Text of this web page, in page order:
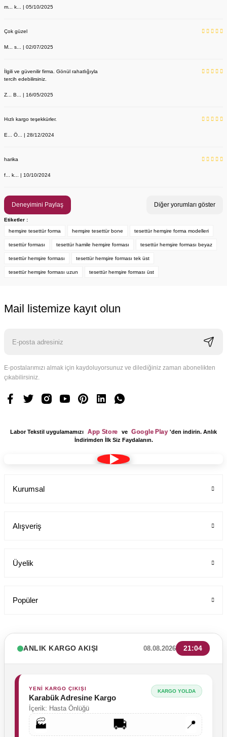
YENİ ÜRÜN
Labor Medikal Tekstil
199,00 TL
Tesettür Cerrahi Bone Terikoton Kumaş Yeni Model
m... k... | 05/10/2025
Çok güzel
M... s... | 02/07/2025
İlgili ve güvenilir firma. Gönül rahatlığıyla
tercih edebilirsiniz.
Z... B... | 16/05/2025
Hızlı kargo teşekkürler.
E... Ö... | 28/12/2024
harika
f... k... | 10/10/2024
Deneyimini Paylaş Diğer yorumları göster
Etiketler :
hemşire tesettür forma
hemşire tesettür bone tesettür hemşire forma modelleri
tesettür forması tesettür hamile hemşire forması tesettür hemşire forması beyaz
tesettür hemşire forması tesettür hemşire forması tek üst
tesettür hemşire forması uzun tesettür hemşire forması üst
Mail listemize kayıt olun
E-postalarımızı almak için kaydoluyorsunuz ve dilediğiniz zaman abonelikten
çıkabilirsiniz.
Labor Tekstil uygulamamızı App Store ve Google Play 'den indirin. Anlık
İndirimden İlk Siz Faydalanın.
Kurumsal
Alışveriş
Üyelik
Popüler
ANLIK KARGO AKIŞI 08.08.2026 21:04
YENİ KARGO ÇIKIŞI
Karabük Adresine Kargo
İçerik: Hasta Önlüğü
KARGO YOLDA
🏭 🚚 📍